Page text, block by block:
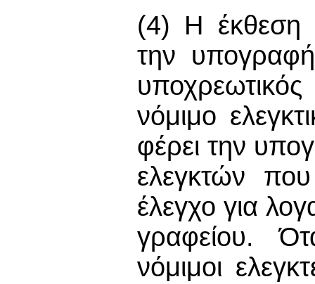
(4) Η έκθεση
την
νόμιμο
φέρει την
ελεγκτών
έλεγχο για
γραφείου.
νόμιμοι